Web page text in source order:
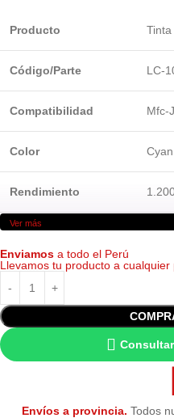
Producto
Código/Parte LC-
Compatibilidad Mfc-
Color Cyan
Rendimiento
Marca
Condición
Ver más
Enviamos a todo el Perú
Llevamos tu producto a
Envíos a provincia. Todos